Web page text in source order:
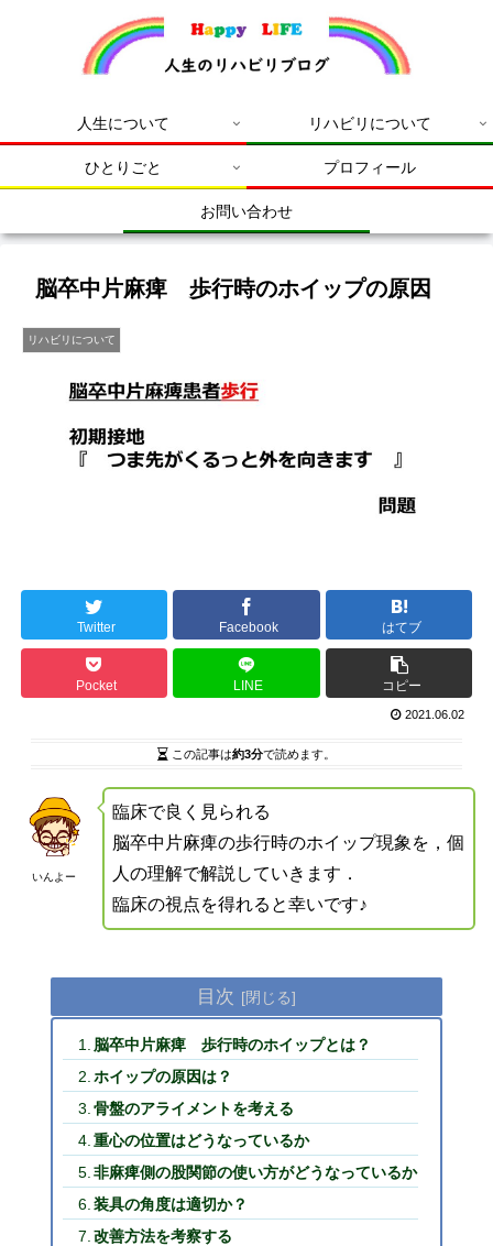
人生について リハビリについて
ひとりごと プロフィール
お問い合わせ
脳卒中片麻痺 歩行時のホイップの原因
リハビリについて
Twitter Facebook はてブ
Pocket LINE コピー
2021.06.02
この記事は約3分で読めます。
いんよー
臨床で良く見られる
脳卒中片麻痺の歩行時のホイップ現象を，個
人の理解で解説していきます．
臨床の視点を得れると幸いです♪
目次
脳卒中片麻痺 歩行時のホイップとは？
ホイップの原因は？
骨盤のアライメントを考える
重心の位置はどうなっているか
非麻痺側の股関節の使い方がどうなっているか
装具の角度は適切か？
改善方法を考察する